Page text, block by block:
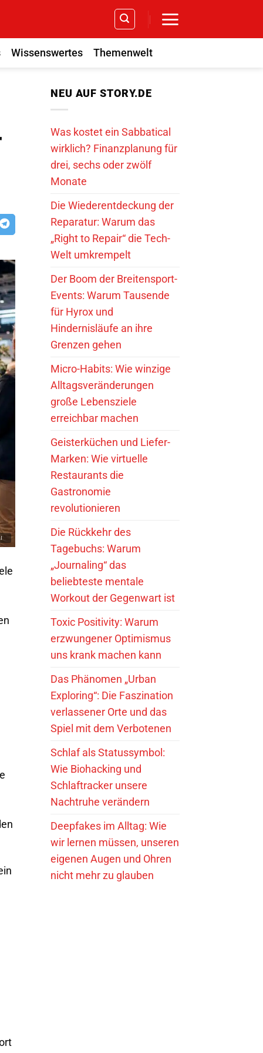
Wissenswertes Themenwelt
NEU AUF STORY.DE
Was kostet ein Sabbatical
wirklich? Finanzplanung für
drei, sechs oder zwölf
Monate
Die Wiederentdeckung der
Reparatur: Warum das
„Right to Repair“ die Tech-
Welt umkrempelt
Der Boom der Breitensport-
Events: Warum Tausende
für Hyrox und
Hindernisläufe an ihre
Grenzen gehen
Micro-Habits: Wie winzige
Alltagsveränderungen
große Lebensziele
erreichbar machen
Geisterküchen und Liefer-
Marken: Wie virtuelle
Restaurants die
Gastronomie
revolutionieren
Die Rückkehr des
Tagebuchs: Warum
„Journaling“ das
beliebteste mentale
Workout der Gegenwart ist
Toxic Positivity: Warum
erzwungener Optimismus
uns krank machen kann
Das Phänomen „Urban
Exploring“: Die Faszination
verlassener Orte und das
Spiel mit dem Verbotenen
Schlaf als Statussymbol:
Wie Biohacking und
Schlaftracker unsere
Nachtruhe verändern
Deepfakes im Alltag: Wie
wir lernen müssen, unseren
eigenen Augen und Ohren
nicht mehr zu glauben